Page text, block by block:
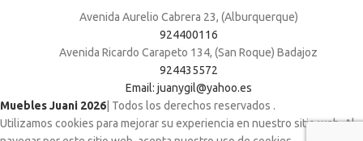
Avenida Aurelio Cabrera 23, (Alburquerque)
924400116
Avenida Ricardo Carapeto 134, (San Roque) Badajoz
924435572
Email: juanygil@yahoo.es
Muebles Juani 2026 | Todos los derechos reservados .
Utilizamos cookies para mejorar su experiencia en nuestro sitio web. Al